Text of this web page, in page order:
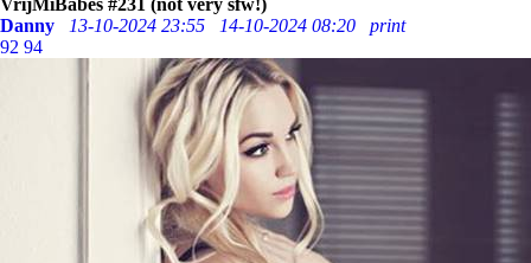
VrijMiBabes #231 (not very sfw!)
Danny
13-10-2024 23:55 14-10-2024 08:20
print
92 94